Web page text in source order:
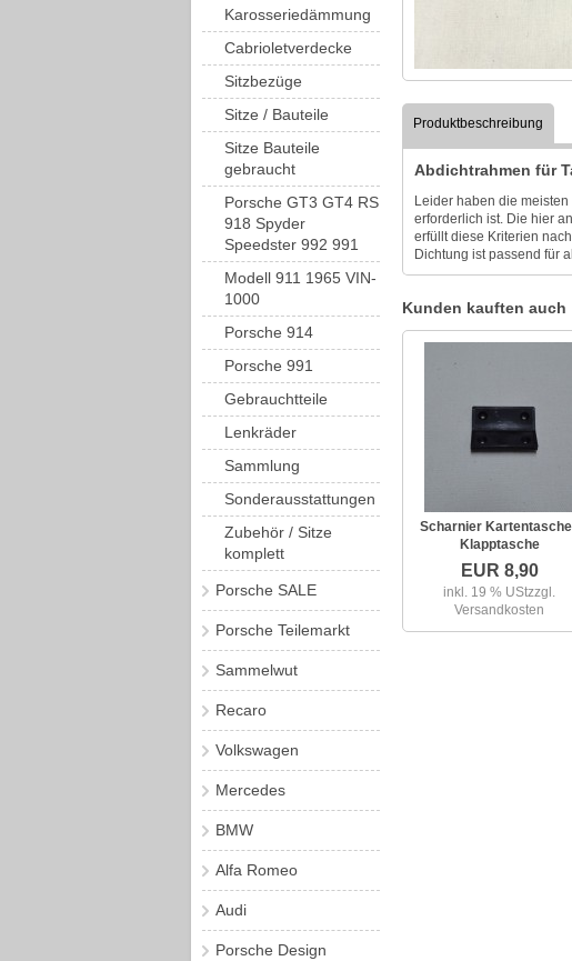
Karosseriedämmung
Cabrioletverdecke
Sitzbezüge
Sitze / Bauteile
Sitze Bauteile
gebraucht
Porsche GT3 GT4 RS
918 Spyder
Speedster 992 991
Modell 911 1965 VIN-
1000
Porsche 914
Porsche 991
Gebrauchtteile
Lenkräder
Sammlung
Sonderausstattungen
Zubehör / Sitze
komplett
Porsche SALE
Porsche Teilemarkt
Sammelwut
Recaro
Volkswagen
Mercedes
BMW
Alfa Romeo
Audi
Porsche Design
Produktbeschreibung
Abdichtrahmen für
Leider haben die
erforderlich ist. Die hier
erfüllt diese Kriterien
Dichtung ist passend für
Kunden kauften auch
Scharnier
Klapptasche
EUR 8,90
inkl. 19 % UStzzgl.
Versandkosten